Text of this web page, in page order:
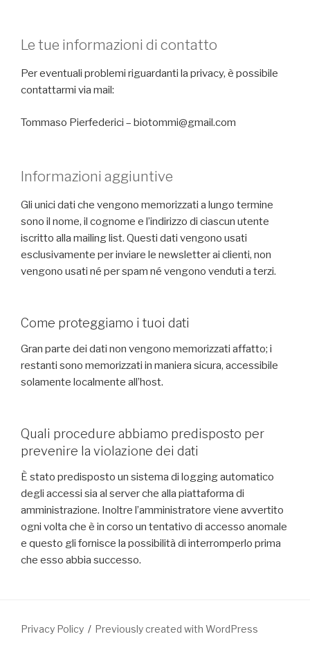
Le tue informazioni di contatto
Per eventuali problemi riguardanti la privacy, è possibile
contattarmi via mail:
Tommaso Pierfederici – biotommi@gmail.com
Informazioni aggiuntive
Gli unici dati che vengono memorizzati a lungo termine
sono il nome, il cognome e l’indirizzo di ciascun utente
iscritto alla mailing list. Questi dati vengono usati
esclusivamente per inviare le newsletter ai clienti, non
vengono usati né per spam né vengono venduti a terzi.
Come proteggiamo i tuoi dati
Gran parte dei dati non vengono memorizzati affatto; i
restanti sono memorizzati in maniera sicura, accessibile
solamente localmente all’host.
Quali procedure abbiamo predisposto per
prevenire la violazione dei dati
È stato predisposto un sistema di logging automatico
degli accessi sia al server che alla piattaforma di
amministrazione. Inoltre l’amministratore viene avvertito
ogni volta che è in corso un tentativo di accesso anomale
e questo gli fornisce la possibilità di interromperlo prima
che esso abbia successo.
Privacy Policy Previously created with WordPress